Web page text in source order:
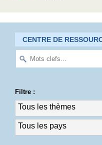
CENTRE DE
Filtre :